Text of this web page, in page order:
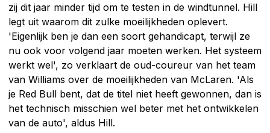
zij dit jaar minder tijd om te testen in de windtunnel. Hill
legt uit waarom dit zulke moeilijkheden oplevert.
'Eigenlijk ben je dan een soort gehandicapt, terwijl ze
nu ook voor volgend jaar moeten werken. Het systeem
werkt wel', zo verklaart de oud-coureur van het team
van Williams over de moeilijkheden van McLaren. 'Als
je Red Bull bent, dat de titel niet heeft gewonnen, dan is
het technisch misschien wel beter met het ontwikkelen
van de auto', aldus Hill.